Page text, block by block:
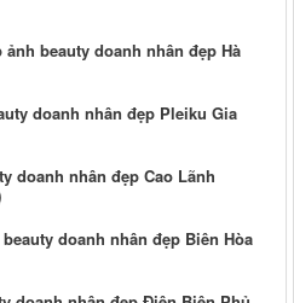
beauty doanh nhân đẹp Hà
doanh nhân đẹp Pleiku Gia
doanh nhân đẹp Cao Lãnh
doanh nhân đẹp Biên Hòa